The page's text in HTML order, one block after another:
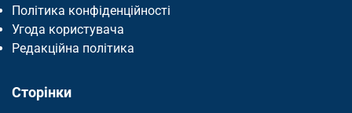
Політика конфіденційності
Угода користувача
Редакційна політика
Сторінки